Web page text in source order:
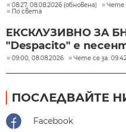
08:27, 08.08.2026 (обновена)
Чете
По света
ЕКСКЛУЗИВНО ЗА
"Despacito" е
09:00, 08.08.2026 Чете се за:
ПОСЛЕДВАЙТЕ
Facebook